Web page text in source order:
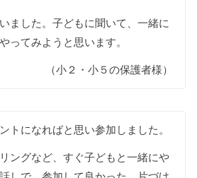
ました。子どもに聞いて、一緒に
ってみようと思います。
（小２・小５の保護者様）
トになればと思い参加しました。
ングなど、すぐ子どもと一緒にや